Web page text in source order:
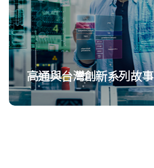
高通與台灣創新系列故事